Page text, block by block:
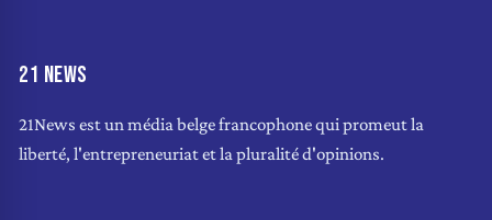
21 NEWS
21News est un média belge francophone qui promeut la
liberté, l'entrepreneuriat et la pluralité d'opinions.